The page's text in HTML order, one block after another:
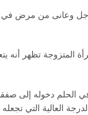
وعانى من مرض في
المتزوجة تظهر
في الحلم دخوله إلى
العالية التي